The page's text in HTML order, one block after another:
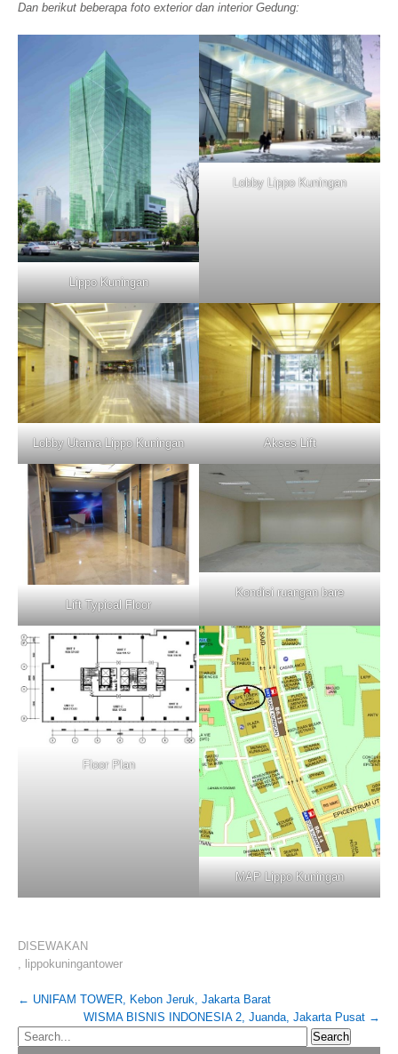
Dan berikut beberapa foto exterior dan interior Gedung:
Lippo Kuningan
Lobby Lippo Kuningan
Lobby Utama Lippo Kuningan Akses Lift
Lift Typical Floor
Kondisi ruangan bare
Floor Plan
MAP Lippo Kuningan
DISEWAKAN
, lippokuningantower
Post
navigation
← UNIFAM TOWER, Kebon Jeruk, Jakarta Barat
WISMA BISNIS INDONESIA 2, Juanda, Jakarta Pusat →